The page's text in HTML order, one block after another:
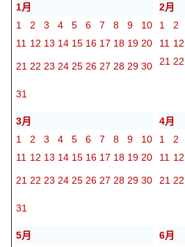
1月
1
2 3 4 5 6 7 8 9
10
11 12 13 14 15 16 17 18 19 20
21 22 23 24 25 26 27 28 29 30
31
2月
1
2
11 12
21 22
3月
1
2 3 4 5 6 7 8 9
10
11 12 13 14 15 16 17 18 19 20
21 22 23 24 25 26 27 28 29 30
31
4月
1
2
11 12
21 22
5月
6月